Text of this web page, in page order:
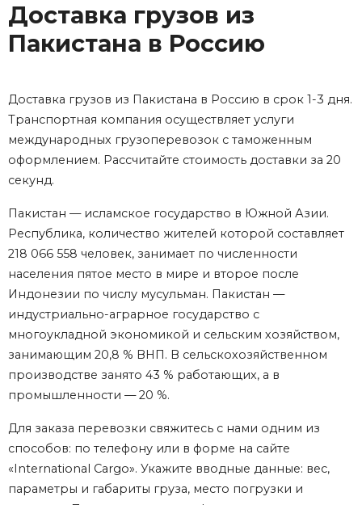
Доставка грузов из
Пакистана в Россию
Доставка грузов из Пакистана в Россию в срок 1-3 дня.
Транспортная компания осуществляет услуги
международных грузоперевозок с таможенным
оформлением. Рассчитайте стоимость доставки за 20
секунд.
Пакистан — исламское государство в Южной Азии.
Республика, количество жителей которой составляет
218 066 558 человек, занимает по численности
населения пятое место в мире и второе после
Индонезии по числу мусульман. Пакистан —
индустриально-аграрное государство с
многоукладной экономикой и сельским хозяйством,
занимающим 20,8 % ВНП. В сельскохозяйственном
производстве занято 43 % работающих, а в
промышленности — 20 %.
Для заказа перевозки свяжитесь с нами одним из
способов: по телефону или в форме на сайте
«International Cargo». Укажите вводные данные: вес,
параметры и габариты груза, место погрузки и